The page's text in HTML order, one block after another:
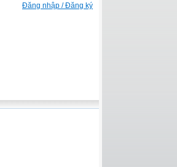
Đăng nhập / Đăng ký